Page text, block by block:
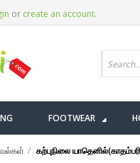
or create an account.
FOOTWEAR
கற்புநிலை